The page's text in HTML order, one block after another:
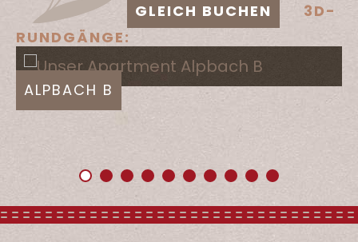
GLEICH BUCHEN
3D-
RUNDGÄNGE:
ALPBACH B